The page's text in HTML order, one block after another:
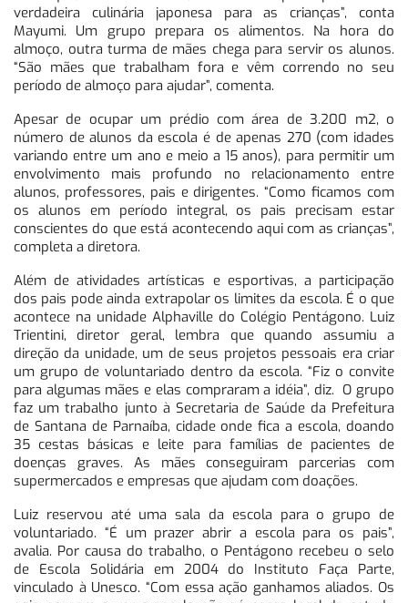
verdadeira culinária japonesa para as crianças”, conta
Mayumi. Um grupo prepara os alimentos. Na hora do
almoço, outra turma de mães chega para servir os alunos.
“São mães que trabalham fora e vêm correndo no seu
período de almoço para ajudar”, comenta.
Apesar de ocupar um prédio com área de 3.200 m2, o
número de alunos da escola é de apenas 270 (com idades
variando entre um ano e meio a 15 anos), para permitir um
envolvimento mais profundo no relacionamento entre
alunos, professores, pais e dirigentes. “Como ficamos com
os alunos em período integral, os pais precisam estar
conscientes do que está acontecendo aqui com as crianças”,
completa a diretora.
Além de atividades artísticas e esportivas, a participação
dos pais pode ainda extrapolar os limites da escola. É o que
acontece na unidade Alphaville do Colégio Pentágono. Luiz
Trientini, diretor geral, lembra que quando assumiu a
direção da unidade, um de seus projetos pessoais era criar
um grupo de voluntariado dentro da escola. “Fiz o convite
para algumas mães e elas compraram a idéia”, diz. O grupo
faz um trabalho junto à Secretaria de Saúde da Prefeitura
de Santana de Parnaíba, cidade onde fica a escola, doando
35 cestas básicas e leite para famílias de pacientes de
doenças graves. As mães conseguiram parcerias com
supermercados e empresas que ajudam com doações.
Luiz reservou até uma sala da escola para o grupo de
voluntariado. “É um prazer abrir a escola para os pais”,
avalia. Por causa do trabalho, o Pentágono recebeu o selo
de Escola Solidária em 2004 do Instituto Faça Parte,
vinculado à Unesco. “Com essa ação ganhamos aliados. Os